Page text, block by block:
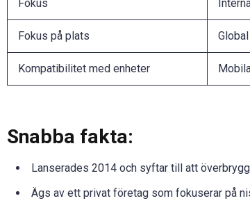
Fokus
Fokus på plats
Kompatibilitet med enheter
Snabba fakta:
Lanserades 2014 och syftar till att
Ägs av ett privat företag som fokuserar på